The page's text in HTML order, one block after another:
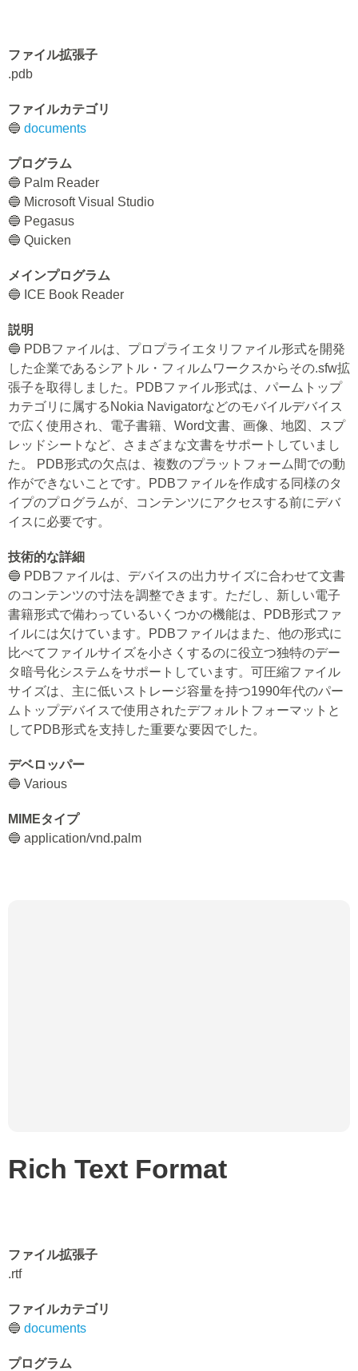
ファイル拡張子
.pdb
ファイルカテゴリ
🔵 documents
プログラム
🔵 Palm Reader
🔵 Microsoft Visual Studio
🔵 Pegasus
🔵 Quicken
メインプログラム
🔵 ICE Book Reader
説明
🔵 PDBファイルは、プロプライエタリファイル形式を開発
した企業であるシアトル・フィルムワークスからその.sfw拡
張子を取得しました。PDBファイル形式は、パームトップ
カテゴリに属するNokia Navigatorなどのモバイルデバイス
で広く使用され、電子書籍、Word文書、画像、地図、スプ
レッドシートなど、さまざまな文書をサポートしていまし
た。 PDB形式の欠点は、複数のプラットフォーム間での動
作ができないことです。PDBファイルを作成する同様のタ
イプのプログラムが、コンテンツにアクセスする前にデバ
イスに必要です。
技術的な詳細
🔵 PDBファイルは、デバイスの出力サイズに合わせて文書
のコンテンツの寸法を調整できます。ただし、新しい電子
書籍形式で備わっているいくつかの機能は、PDB形式ファ
イルには欠けています。PDBファイルはまた、他の形式に
比べてファイルサイズを小さくするのに役立つ独特のデー
タ暗号化システムをサポートしています。可圧縮ファイル
サイズは、主に低いストレージ容量を持つ1990年代のパー
ムトップデバイスで使用されたデフォルトフォーマットと
してPDB形式を支持した重要な要因でした。
デベロッパー
🔵 Various
MIMEタイプ
🔵 application/vnd.palm
Rich Text Format
ファイル拡張子
.rtf
ファイルカテゴリ
🔵 documents
プログラム